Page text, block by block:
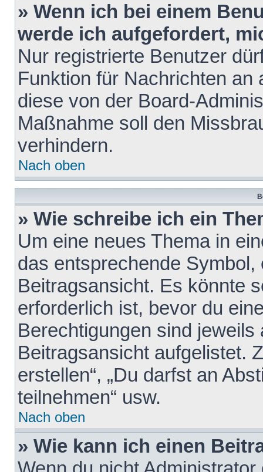
» Wenn ich bei einem
werde ich aufgefordert,
Nur registrierte Benutzer
Funktion für Nachrichten
diese von der Board-
Maßnahme soll den
verhindern.
Nach oben
» Wie schreibe ich ein
Um eine neues Thema in
das entsprechende
Beitragsansicht. Es könnte
erforderlich ist, bevor du
Berechtigungen sind
Beitragsansicht aufgelistet.
erstellen“, „Du darfst an
teilnehmen“ usw.
Nach oben
» Wie kann ich einen